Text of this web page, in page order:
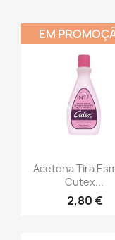
Acetona Tira
Cutex...
2,80 €
EM